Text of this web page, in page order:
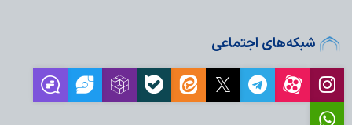
شبکه‌های اجتماعی